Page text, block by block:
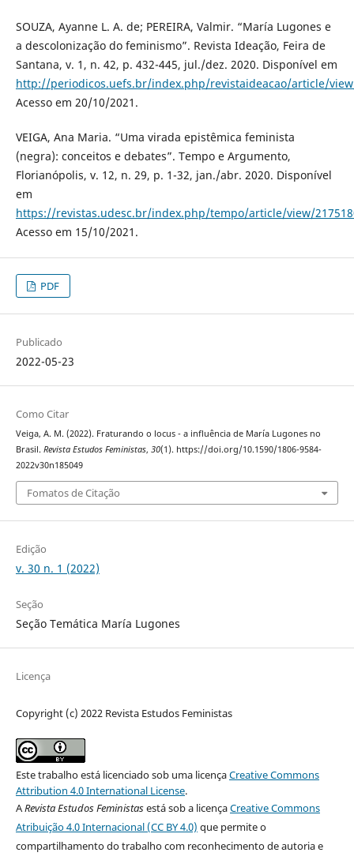
SOUZA, Ayanne L. A. de; PEREIRA, Valmir. “María Lugones e
a descolonização do feminismo”. Revista Ideação, Feira de
Santana, v. 1, n. 42, p. 432-445, jul./dez. 2020. Disponível em
http://periodicos.uefs.br/index.php/revistaideacao/article/
Acesso em 20/10/2021.
VEIGA, Ana Maria. “Uma virada epistêmica feminista
(negra): conceitos e debates”. Tempo e Argumento,
Florianópolis, v. 12, n. 29, p. 1-32, jan./abr. 2020. Disponível
em
https://revistas.udesc.br/index.php/tempo/article/view/
Acesso em 15/10/2021.
PDF
Publicado
2022-05-23
Como Citar
Veiga, A. M. (2022). Fraturando o locus - a influência de María Lugones no
Brasil. Revista Estudos Feministas, 30(1). https://doi.org/10.1590/1806-9584-
2022v30n185049
Fomatos de Citação
Edição
v. 30 n. 1 (2022)
Seção
Seção Temática María Lugones
Licença
Copyright (c) 2022 Revista Estudos Feministas
Este trabalho está licenciado sob uma licençaCreative Commons
Attribution 4.0 International License.
ARevista Estudos Feministasestá sob a licençaCreative Commons
Atribuição 4.0 Internacional (CC BY 4.0) que permite o
compartilhamento do trabalho com reconhecimento de autoria e